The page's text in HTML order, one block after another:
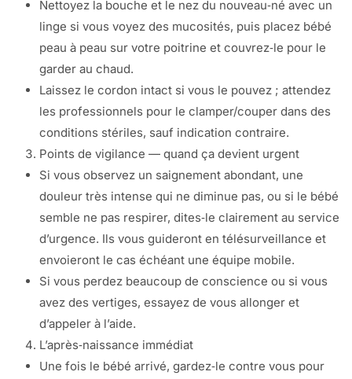
Nettoyez la bouche et le nez du nouveau‑né avec un
linge si vous voyez des mucosités, puis placez bébé
peau à peau sur votre poitrine et couvrez‑le pour le
garder au chaud.
Laissez le cordon intact si vous le pouvez ; attendez
les professionnels pour le clamp­er/couper dans des
conditions stériles, sauf indication contraire.
Points de vigilance — quand ça devient urgent
Si vous observez un saignement abondant, une
douleur très intense qui ne diminue pas, ou si le bébé
semble ne pas respirer, dites‑le clairement au service
d’urgence. Ils vous guideront en télésurveillance et
envoie­ront le cas échéant une équipe mobile.
Si vous perdez beaucoup de conscience ou si vous
avez des vertiges, essayez de vous allonger et
d’appeler à l’aide.
L’après‑naissance immédiat
Une fois le bébé arrivé, gardez‑le contre vous pour